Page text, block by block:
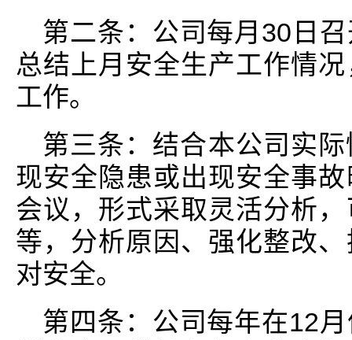
第二条：公司每月30日
总结上月安全生产工作情
工作。
第三条：结合本公司实
现安全隐患或出现安全事
会议，形式采取灵活分析
等，分析原因、强化整改
对安全。
第四条：公司每年在12